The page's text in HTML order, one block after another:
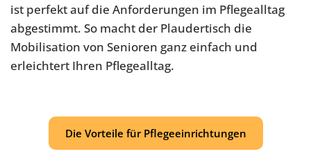
ist perfekt auf die Anforderungen im Pflegealltag
abgestimmt. So macht der Plaudertisch die
Mobilisation von Senioren ganz einfach und
erleichtert Ihren Pflegealltag.
Die Vorteile für Pflegeeinrichtungen